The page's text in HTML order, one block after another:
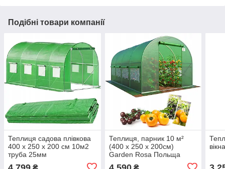
Подібні товари компанії
Теплиця садова плівкова
400 х 250 х 200 см 10м2
труба 25мм
Теплиця, парник 10 м²
(400 x 250 х 200см)
Garden Rosa Польща